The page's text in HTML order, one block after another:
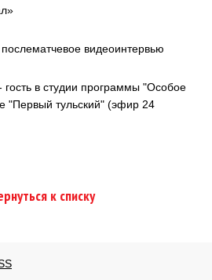
видеоинтервью
в студии программы "Особое
"Первый тульский" (эфир 24
к списку